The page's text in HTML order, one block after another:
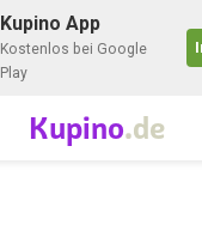
Kupino App
Kostenlos bei Google
Play
Kupino.de